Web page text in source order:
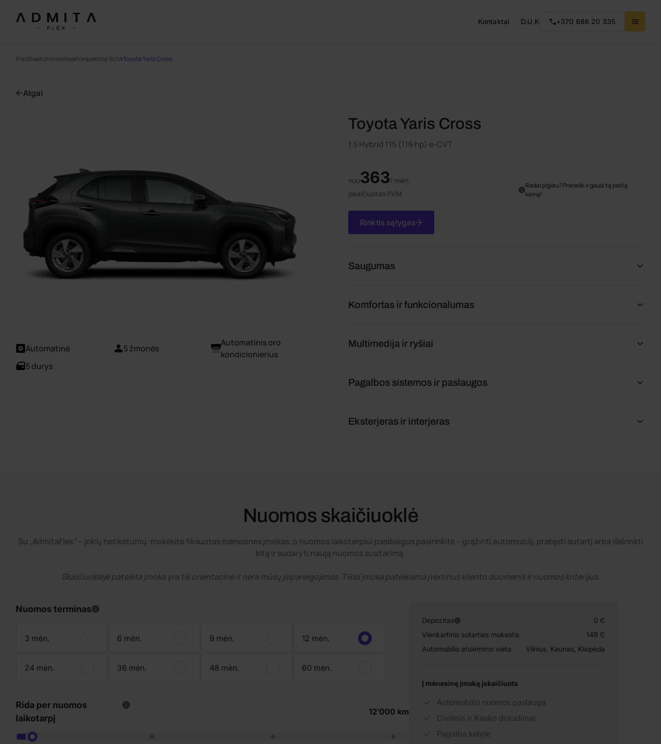
Kontaktai D.U.K +370 686 20 335
Pradžia Automobiliai Kompaktinė SUV Toyota Yaris Cross
Atgal
Automatinė 5 žmonės
Automatinis oro
kondicionierius
5 durys
Toyota Yaris Cross
1.5 Hybrid 115 (116 hp) e-CVT
nuo363/ mėn.
Įskaičiuotas PVM
Radai pigiau? Pranešk ir gausi tą pačią
kainą!
Rinktis sąlygas
Saugumas
Komfortas ir funkcionalumas
Multimedija ir ryšiai
Pagalbos sistemos ir paslaugos
Eksterjeras ir interjeras
Nuomos skaičiuoklė
Su „AdmitaFlex“ – jokių netikėtumų: mokėkite fiksuotas mėnesines įmokas, o nuomos laikotarpiui pasibaigus pasirinkite – grąžinti automobilį, pratęsti sutartį arba išsirinkti
kitą ir sudaryti naują nuomos susitarimą.
Skaičiuoklėje pateikta įmoka yra tik orientacinė ir nėra mūsų įsipareigojimas. Tiksli įmoka pateikiama įvertinus kliento duomenis ir nuomos kriterijus.
Nuomos terminas
3 mėn. 6 mėn. 9 mėn. 12 mėn.
24 mėn. 36 mėn. 48 mėn. 60 mėn.
Rida per nuomos
laikotarpį
12’000 km
Depozitas
0 Є
Vienkartinis sutarties mokestis
149 Є
Automobilio atsiėmimo vieta
Vilnius, Kaunas, Klaipėda
Į mėnesinę įmoką įskaičiuota
Automobilio nuomos paslauga
Civilinis ir Kasko draudimai
Pagalba kelyje